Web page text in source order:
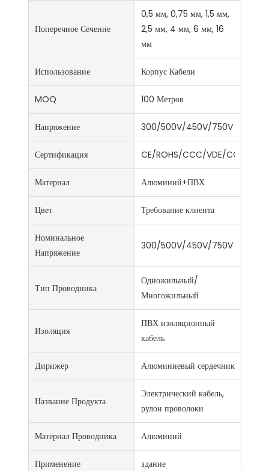
Поперечное Сечение
0,5 мм, 0,75 мм, 1,5 мм,
2,5 мм, 4 мм, 6 мм, 16
мм
Использование Корпус Кабели
MOQ 100 Метров
Напряжение 300/500V/450V/750V
Сертификация CE/ROHS/CCC/VDE/CCC/
Материал Алюминий+ПВХ
Цвет Требование клиента
Номинальное
Напряжение
300/500V/450V/750V
Тип Проводника
Одножильный/
Многожильный
Изоляция
ПВХ изоляционный
кабель
Дирижер Алюминиевый сердечник
Название Продукта
Электрический кабель,
рулон проволоки
Материал Проводника Алюминий
Применение здание